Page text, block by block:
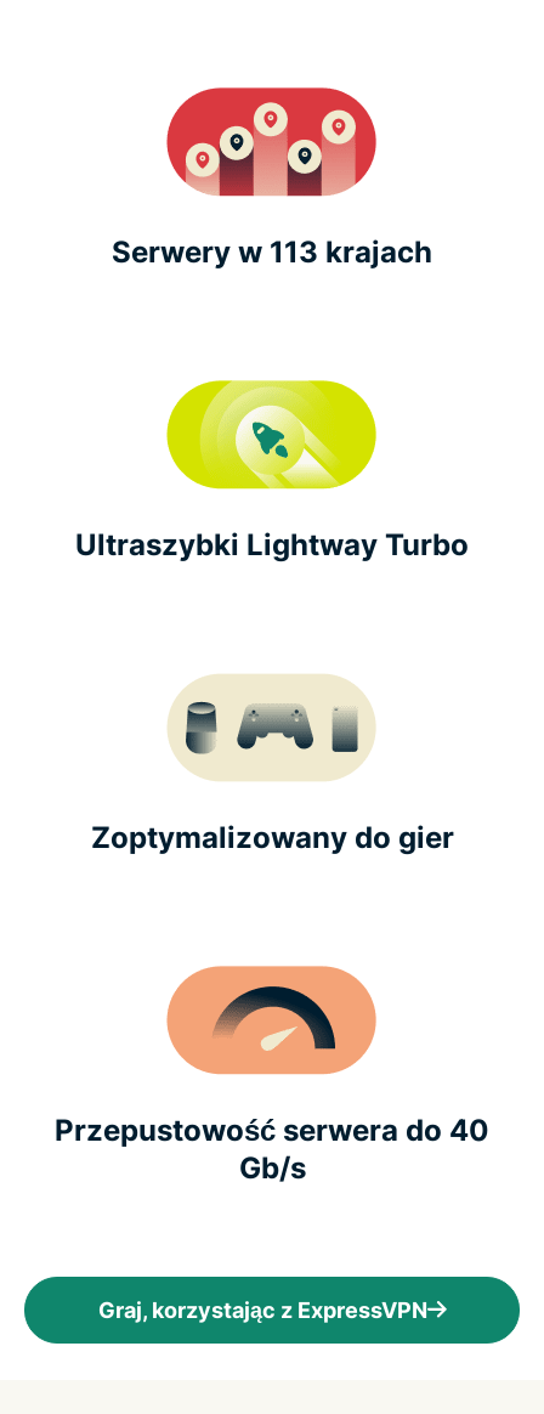
Serwery w 113 krajach
Ultraszybki Lightway Turbo
Zoptymalizowany do gier
Przepustowość serwera do 40
Gb/s
Graj, korzystając z ExpressVPN